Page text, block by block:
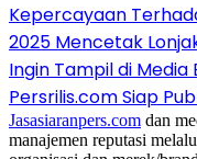
Kepercayaan
2025 Mencetak
Ingin Tampil di Media
Persrilis.com Siap
Jasasiaranpers.com dan
manajemen reputasi